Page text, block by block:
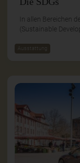
In allen Bereichen
(Sustainable
Ausstattung